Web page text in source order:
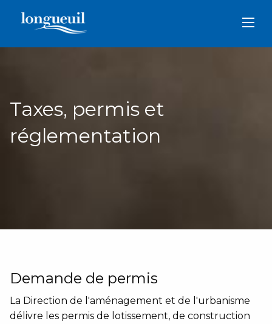
principal
Taxes, permis et
réglementation
Demande de permis
La Direction de l'aménagement et de l'urbanisme
délivre les permis de lotissement, de construction